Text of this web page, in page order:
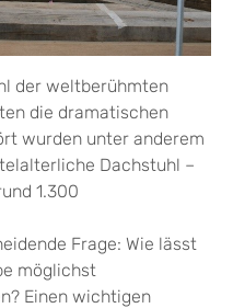
der weltberühmten
die dramatischen
wurden unter anderem
Dachstuhl –
1.300
Frage: Wie lässt
möglichst
Einen wichtigen